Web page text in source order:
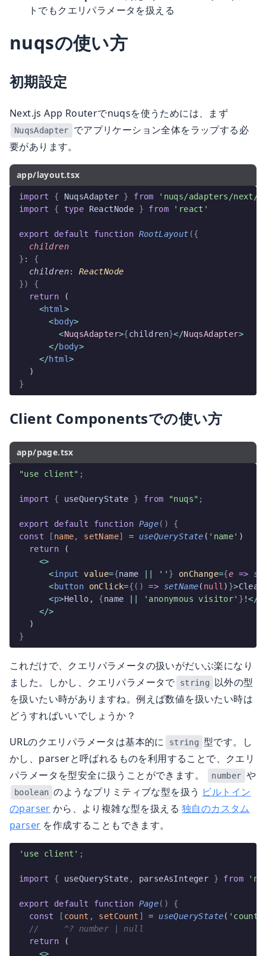
トでもクエリパラメータを扱える
nuqsの使い方
初期設定
Next.js App Routerでnuqsを使うためには、まず
NuqsAdapter
でアプリケーション全体をラップする必
要があります。
app/layout.tsx
import { NuqsAdapter } from 'nuqs/adapters/next/
import { type ReactNode } from 'react'
export default function RootLayout ({
  children
} :
{
  children
:
ReactNode
})
{
  return
(
    <
html >
      <
body>
        <
NuqsAdapter>{children}</NuqsAdapter>
      </
body>
    </
html>
  )
}
Client Componentsでの使い方
app/page.tsx
"use client" ;
import { useQueryState } from "nuqs" ;
export default function Page()
{
const [ name, setName] = useQueryState ( 'name' )
  return
(
    <>
      <
input value={name '' } onChange={e =>
      <
button onClick={() => setName( null ) }>Clear
      <
p>Hello, {name 'anonymous visitor' } !</
    </>
  )
}
これだけで、クエリパラメータの扱いがだいぶ楽になり
ました。しかし、クエリパラメータで
string
以外の型
を扱いたい時がありますね。例えば数値を扱いたい時は
どうすればいいでしょうか？
URLのクエリパラメータは基本的に
string 型です。し
かし、parserと呼ばれるものを利用することで、クエリ
パラメータを型安全に扱うことができます。
number や
boolean のようなプリミティブな型を扱う ビルトイン
のparser から、より複雑な型を扱える 独自のカスタム
parser を作成することもできます。
'use client' ;
import { useQueryState , parseAsInteger } from
export default function Page()
{
  const
[ count , setCount ] = useQueryState( 'count'
  //     ^? number | null
  return
(
    <>